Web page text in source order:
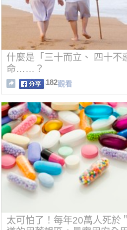
什麼是「三十而立、 四十不
命……？
182觀看
太可怕了！每年20萬人死於